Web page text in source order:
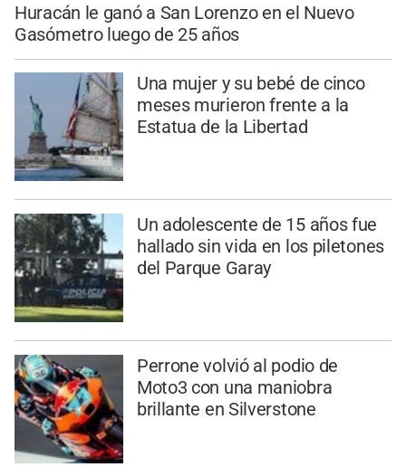
Huracán le ganó a San Lorenzo en el Nuevo
Gasómetro luego de 25 años
Una mujer y su bebé de cinco
meses murieron frente a la
Estatua de la Libertad
Un adolescente de 15 años fue
hallado sin vida en los piletones
del Parque Garay
Perrone volvió al podio de
Moto3 con una maniobra
brillante en Silverstone